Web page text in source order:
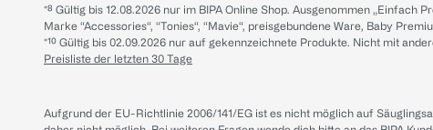
*⁸ Gültig bis 12.08.2026 nur im BIPA Online Shop. Ausgenommen
Marke “Accessories“, “Tonies“, “Mavie“, preisgebundene Ware, Baby
*¹⁰ Gültig bis 02.09.2026 nur auf gekennzeichnete Produkte. Nicht mit
Preisliste der letzten 30 Tage
Aufgrund der EU-Richtlinie 2006/141/EG ist es nicht möglich auf